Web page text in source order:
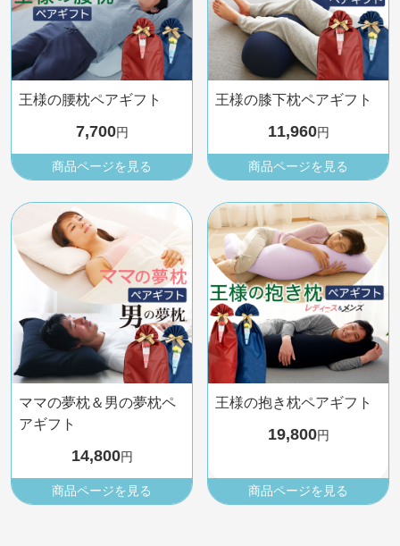
王様の腰枕ペアギフト
7,700円
商品ページを見る
王様の膝下枕ペアギフト
11,960円
商品ページを見る
ママの夢枕＆男の夢枕ペ
アギフト
14,800円
商品ページを見る
王様の抱き枕ペアギフト
19,800円
商品ページを見る